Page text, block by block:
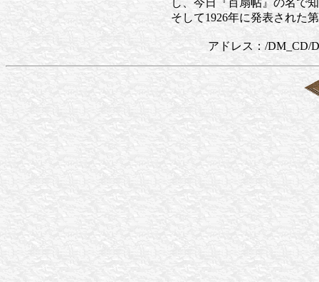
し、今日『百扇帖』の名で
そして1926年に発表された
アドレス：/DM_CD/